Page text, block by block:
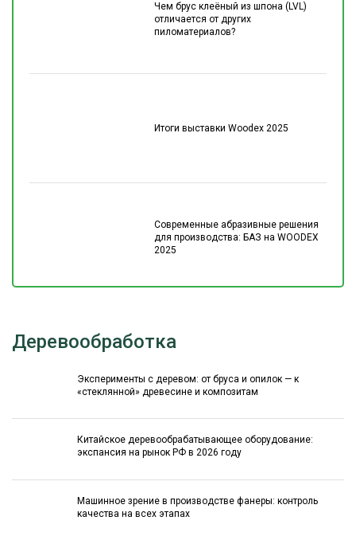
Чем брус клеёный из шпона (LVL)
отличается от других
пиломатериалов?
Итоги выставки Woodex 2025
Современные абразивные решения
для производства: БАЗ на WOODEX
2025
Деревообработка
Эксперименты с деревом: от бруса и опилок — к
«стеклянной» древесине и композитам
Китайское деревообрабатывающее оборудование:
экспансия на рынок РФ в 2026 году
Машинное зрение в производстве фанеры: контроль
качества на всех этапах